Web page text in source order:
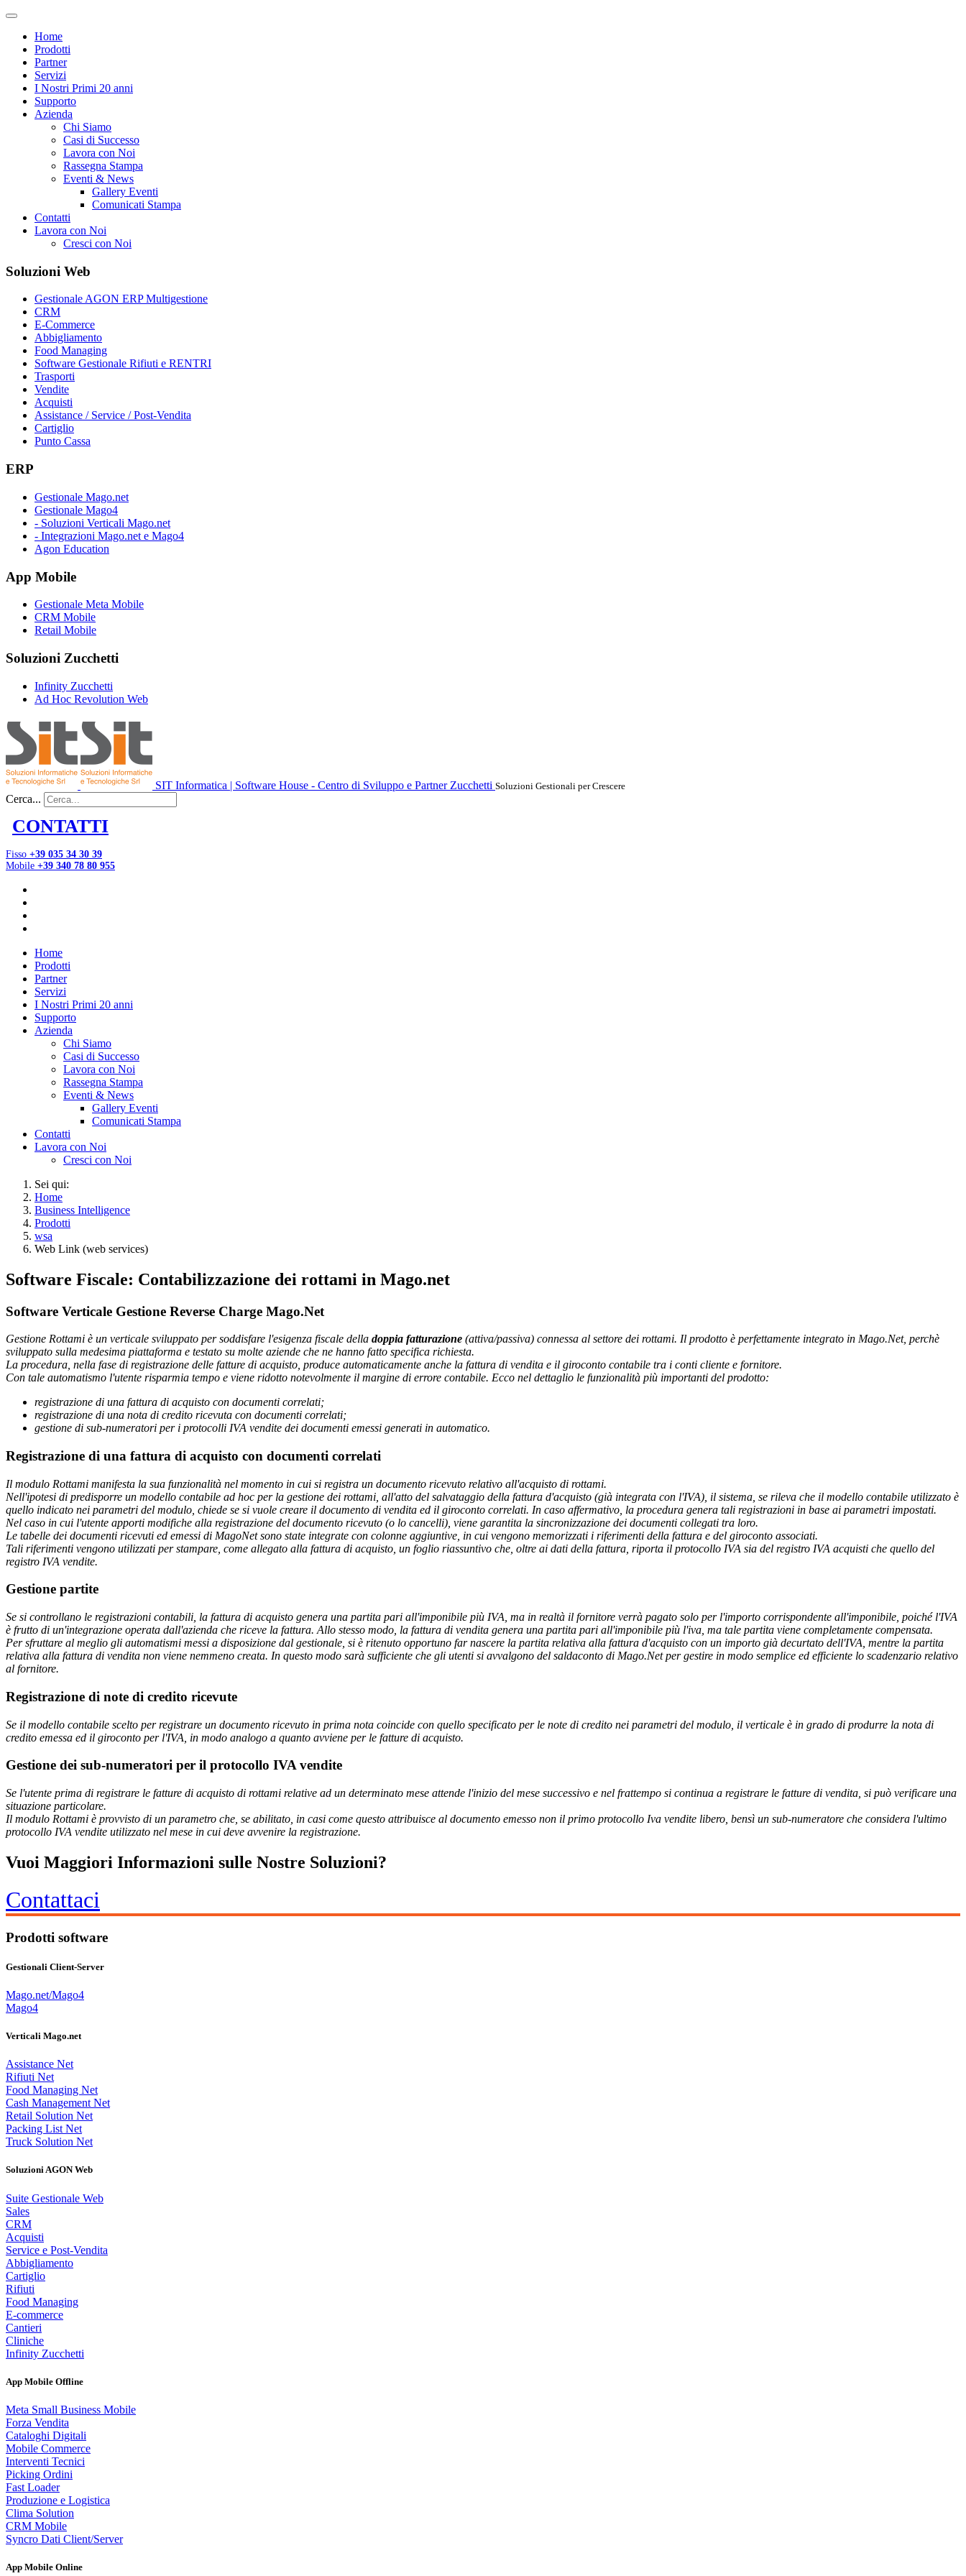
Home
Prodotti
Partner
Servizi
I Nostri Primi 20 anni
Supporto
Azienda
Chi Siamo
Casi di Successo
Lavora con Noi
Rassegna Stampa
Eventi & News
Gallery Eventi
Comunicati Stampa
Contatti
Lavora con Noi
Cresci con Noi
Soluzioni Web
Gestionale AGON ERP Multigestione
CRM
E-Commerce
Abbigliamento
Food Managing
Software Gestionale Rifiuti e RENTRI
Trasporti
Vendite
Acquisti
Assistance / Service / Post-Vendita
Cartiglio
Punto Cassa
ERP
Gestionale Mago.net
Gestionale Mago4
- Soluzioni Verticali Mago.net
- Integrazioni Mago.net e Mago4
Agon Education
App Mobile
Gestionale Meta Mobile
CRM Mobile
Retail Mobile
Soluzioni Zucchetti
Infinity Zucchetti
Ad Hoc Revolution Web
SIT Informatica | Software House - Centro di Sviluppo e Partner Zucchetti Soluzioni Gestionali per Crescere
Cerca...
CONTATTI
Fisso +39 035 34 30 39
Mobile +39 340 78 80 955
Home
Prodotti
Partner
Servizi
I Nostri Primi 20 anni
Supporto
Azienda
Chi Siamo
Casi di Successo
Lavora con Noi
Rassegna Stampa
Eventi & News
Gallery Eventi
Comunicati Stampa
Contatti
Lavora con Noi
Cresci con Noi
Sei qui:
Home
Business Intelligence
Prodotti
wsa
Web Link (web services)
Software Fiscale: Contabilizzazione dei rottami in Mago.net
Software Verticale Gestione Reverse Charge Mago.Net
Gestione Rottami è un verticale sviluppato per soddisfare l'esigenza fiscale della doppia fatturazione (attiva/passiva) connessa al settore dei rottami. Il prodotto è perfettamente integrato in Mago.Net, perchè
sviluppato sulla medesima piattaforma e testato su molte aziende che ne hanno fatto specifica richiesta.
La procedura, nella fase di registrazione delle fatture di acquisto, produce automaticamente anche la fattura di vendita e il giroconto contabile tra i conti cliente e fornitore.
Con tale automatismo l'utente risparmia tempo e viene ridotto notevolmente il margine di errore contabile. Ecco nel dettaglio le funzionalità più importanti del prodotto:
registrazione di una fattura di acquisto con documenti correlati;
registrazione di una nota di credito ricevuta con documenti correlati;
gestione di sub-numeratori per i protocolli IVA vendite dei documenti emessi generati in automatico.
Registrazione di una fattura di acquisto con documenti correlati
Il modulo Rottami manifesta la sua funzionalità nel momento in cui si registra un documento ricevuto relativo all'acquisto di rottami.
Nell'ipotesi di predisporre un modello contabile ad hoc per la gestione dei rottami, all'atto del salvataggio della fattura d'acquisto (già integrata con l'IVA), il sistema, se rileva che il modello contabile utilizzato è
quello indicato nei parametri del modulo, chiede se si vuole creare il documento di vendita ed il giroconto correlati. In caso affermativo, la procedura genera tali registrazioni in base ai parametri impostati.
Nel caso in cui l'utente apporti modifiche alla registrazione del documento ricevuto (o lo cancelli), viene garantita la sincronizzazione dei documenti collegati tra loro.
Le tabelle dei documenti ricevuti ed emessi di MagoNet sono state integrate con colonne aggiuntive, in cui vengono memorizzati i riferimenti della fattura e del giroconto associati.
Tali riferimenti vengono utilizzati per stampare, come allegato alla fattura di acquisto, un foglio riassuntivo che, oltre ai dati della fattura, riporta il protocollo IVA sia del registro IVA acquisti che quello del
registro IVA vendite.
Gestione partite
Se si controllano le registrazioni contabili, la fattura di acquisto genera una partita pari all'imponibile più IVA, ma in realtà il fornitore verrà pagato solo per l'importo corrispondente all'imponibile, poiché l'IVA
è frutto di un'integrazione operata dall'azienda che riceve la fattura. Allo stesso modo, la fattura di vendita genera una partita pari all'imponibile più l'iva, ma tale partita viene completamente compensata.
Per sfruttare al meglio gli automatismi messi a disposizione dal gestionale, si è ritenuto opportuno far nascere la partita relativa alla fattura d'acquisto con un importo già decurtato dell'IVA, mentre la partita
relativa alla fattura di vendita non viene nemmeno creata. In questo modo sarà sufficiente che gli utenti si avvalgono del saldaconto di Mago.Net per gestire in modo semplice ed efficiente lo scadenzario relativo
al fornitore.
Registrazione di note di credito ricevute
Se il modello contabile scelto per registrare un documento ricevuto in prima nota coincide con quello specificato per le note di credito nei parametri del modulo, il verticale è in grado di produrre la nota di
credito emessa ed il giroconto per l'IVA, in modo analogo a quanto avviene per le fatture di acquisto.
Gestione dei sub-numeratori per il protocollo IVA vendite
Se l'utente prima di registrare le fatture di acquisto di rottami relative ad un determinato mese attende l'inizio del mese successivo e nel frattempo si continua a registrare le fatture di vendita, si può verificare una
situazione particolare.
Il modulo Rottami è provvisto di un parametro che, se abilitato, in casi come questo attribuisce al documento emesso non il primo protocollo Iva vendite libero, bensì un sub-numeratore che considera l'ultimo
protocollo IVA vendite utilizzato nel mese in cui deve avvenire la registrazione.
Vuoi Maggiori Informazioni sulle Nostre Soluzioni?
Contattaci
Prodotti software
Gestionali Client-Server
Mago.net/Mago4
Mago4
Verticali Mago.net
Assistance Net
Rifiuti Net
Food Managing Net
Cash Management Net
Retail Solution Net
Packing List Net
Truck Solution Net
Soluzioni AGON Web
Suite Gestionale Web
Sales
CRM
Acquisti
Service e Post-Vendita
Abbigliamento
Cartiglio
Rifiuti
Food Managing
E-commerce
Cantieri
Cliniche
Infinity Zucchetti
App Mobile Offline
Meta Small Business Mobile
Forza Vendita
Cataloghi Digitali
Mobile Commerce
Interventi Tecnici
Picking Ordini
Fast Loader
Produzione e Logistica
Clima Solution
CRM Mobile
Syncro Dati Client/Server
App Mobile Online